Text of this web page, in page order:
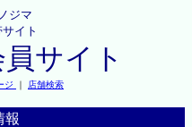
ジマ
イト
サイト
ジ ｜ 店舗検索
報